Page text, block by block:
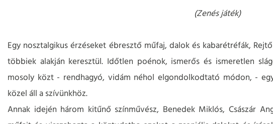
(Zenés játék)
Egy nosztalgikus érzéseket ébresztő műfaj, dalok és kabarétréfák,
többiek alakján keresztül. Időtlen poénok, ismerős és ismeretlen
mosoly közt - rendhagyó, vidám néhol elgondolkodtató módon, -
közel áll a szívünkhöz.
Annak idején három kitűnő színművész, Benedek Miklós, Császár